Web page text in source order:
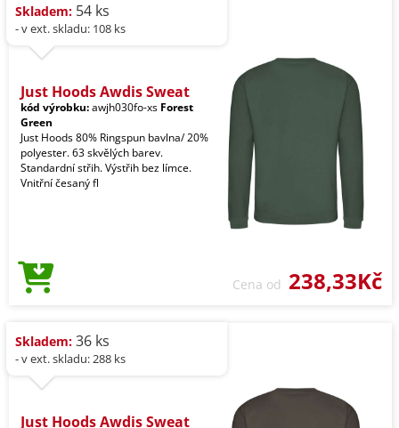
Skladem: 54 ks
- v ext. skladu: 108 ks
Just Hoods Awdis Sweat
kód výrobku:awjh030fo-xs Forest
Green
Just Hoods 80% Ringspun bavlna/ 20%
polyester. 63 skvělých barev.
Standardní střih. Výstřih bez límce.
Vnitřní česaný fl
Cena od 238,33Kč
Skladem: 36 ks
- v ext. skladu: 288 ks
Just Hoods Awdis Sweat